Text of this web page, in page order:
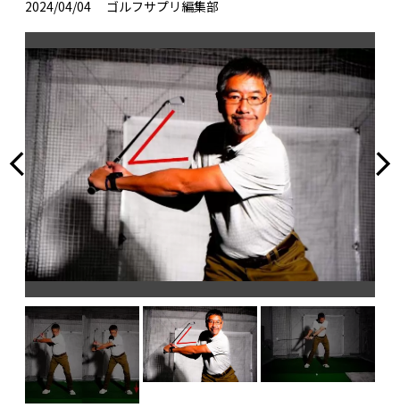
2024/04/04 ゴルフサプリ編集部